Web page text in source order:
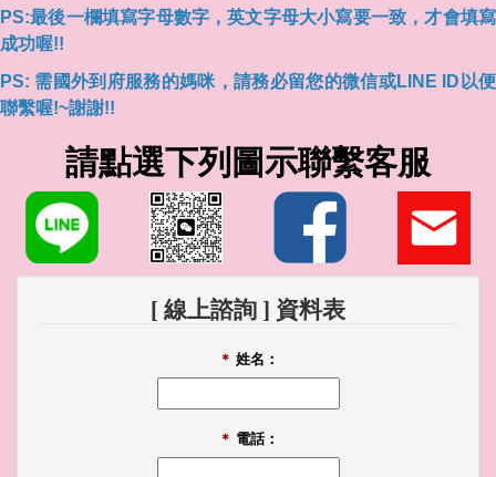
PS:最後一欄填寫字母數字，英文字母大小寫要一致，才會填寫
成功喔!!
PS: 需國外到府服務的媽咪，請務必留您的微信或LINE ID以便
聯繫喔!~謝謝!!
請點選下列圖示聯繫客服
[ 線上諮詢 ] 資料表
＊ 姓名：
＊ 電話：